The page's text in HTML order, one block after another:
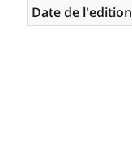
Date de l'edition